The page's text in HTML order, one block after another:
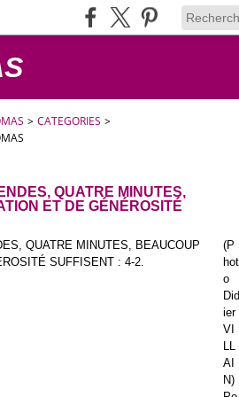
> CATEGORIES >
QUATRE MINUTES,
ET DE GÉNÉROSITÉ
(P
hot
o
Did
ier
VI
LL
AI
N)